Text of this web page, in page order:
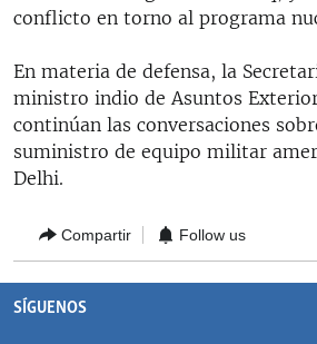
SER VIEJO EN CUBA
KENTU-CUBANO
LOS SANTOS DE HIALEAH
DESINFORMACIÓN RUSA EN
LA INVASIÓN DE RUSIA A UCRANIA
conflicto en torno al programa
En materia de defensa, la
ministro indio de Asuntos
continúan las conversaciones
suministro de equipo militar
Delhi.
Compartir Follow us
SÍGUENOS